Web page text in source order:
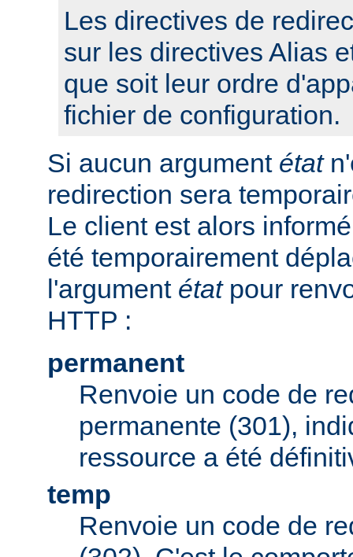
Les directives de
sur les directives Alias
que soit leur ordre
fichier de configuration.
Si aucun argument état
redirection sera
Le client est alors
été temporairement
l'argument étatpour
HTTP :
permanent
Renvoie un code de
permanente (301),
ressource a été
temp
Renvoie un code de